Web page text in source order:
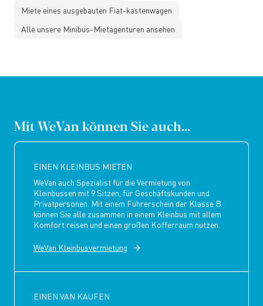
Miete eines ausgebauten Fiat-kastenwagen
Alle unsere Minibus-Mietagenturen ansehen
Mit WeVan können Sie auch...
EINEN KLEINBUS MIETEN
WeVan auch Spezialist für die Vermietung von
Kleinbussen mit 9 Sitzen, für Geschäftskunden und
Privatpersonen. Mit einem Führerschein der Klasse B
können Sie alle zusammen in einem Kleinbus mit allem
Komfort reisen und einen großen Kofferraum nutzen.
WeVan Kleinbusvermietung
EINEN VAN KAUFEN